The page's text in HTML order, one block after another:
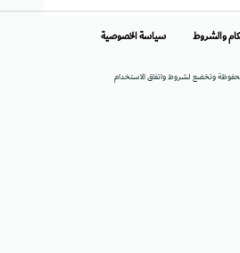
وتخضع لشروط واتفاق الاستخدام
والشروط سياسة الخصوصية